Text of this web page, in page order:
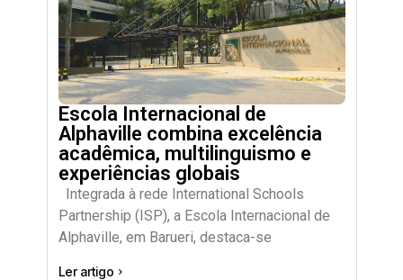
Escola Internacional de
Alphaville combina excelência
acadêmica, multilinguismo e
experiências globais
Integrada à rede International Schools
Partnership (ISP), a Escola Internacional de
Alphaville, em Barueri, destaca-se
Ler artigo